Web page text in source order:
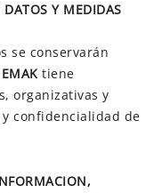
Y MEDIDAS
se conservarán
EMAK tiene
organizativas y
confidencialidad de